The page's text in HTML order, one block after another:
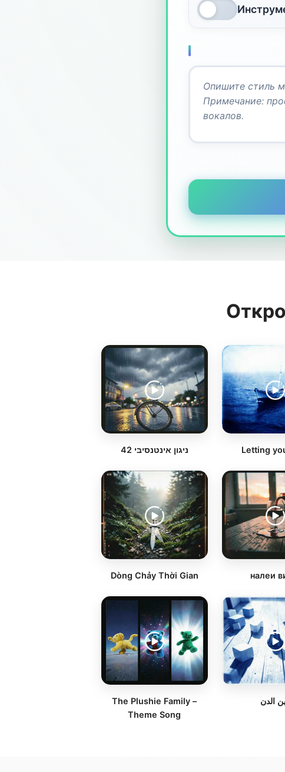
ניגון אינטנסיבי 42 Letting
Dòng Chảy Thời Gian налеи
The Plushie Family –
Theme Song
الدن